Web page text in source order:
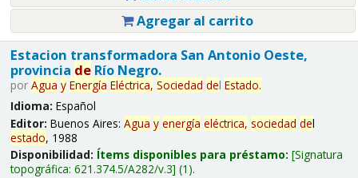
Agregar al carrito
Estacion transformadora San Antonio Oeste,
provincia deRío Negro.
por Agua y Energía Eléctrica, Sociedad del Estado.
Idioma: Español
Editor: Buenos Aires: Agua y energía eléctrica, sociedad del
estado, 1988
Disponibilidad: Ítems disponibles para préstamo: Signatura
topográfica: 621.374.5/A282/v.3 (1).